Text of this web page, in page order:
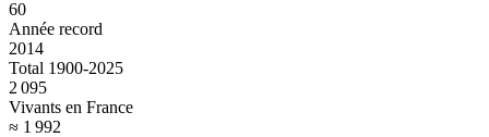
60
Année record
2014
Total 1900-2025
2 095
Vivants en France
≈ 1 992